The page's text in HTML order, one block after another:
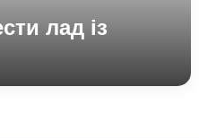
лад із